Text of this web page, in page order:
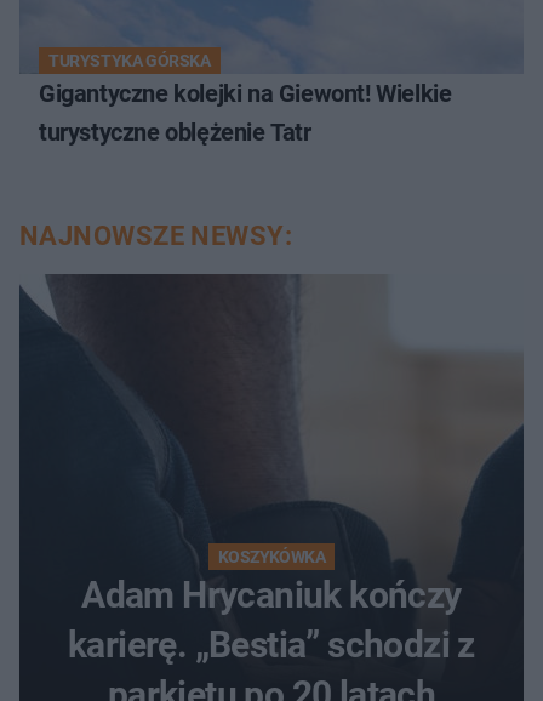
TURYSTYKA GÓRSKA
Gigantyczne kolejki na Giewont! Wielkie
turystyczne oblężenie Tatr
NAJNOWSZE NEWSY:
KOSZYKÓWKA
Adam Hrycaniuk kończy
karierę. „Bestia” schodzi z